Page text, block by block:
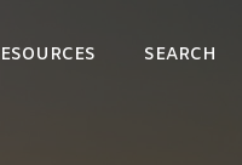
SEARCH